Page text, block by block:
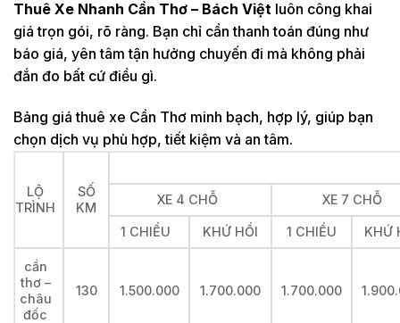
Thuê Xe Nhanh Cần Thơ – Bách Việt luôn công khai
giá trọn gói, rõ ràng. Bạn chỉ cần thanh toán đúng như
báo giá, yên tâm tận hưởng chuyến đi mà không phải
đắn đo bất cứ điều gì.
Bảng giá thuê xe Cần Thơ minh bạch, hợp lý, giúp bạn
chọn dịch vụ phù hợp, tiết kiệm và an tâm.
LỘ
TRÌNH
SỐ
KM
XE 4 CHỖ XE 7 CHỖ
1 CHIỀU KHỨ HỒI 1 CHIỀU KHỨ
cần
thơ –
châu
đốc
130 1.500.000 1.700.000 1.700.000